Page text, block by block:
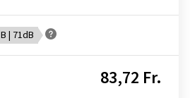
B | 71dB
83,72 Fr.